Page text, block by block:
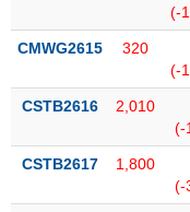
(-
CMWG2615 320
(-
CSTB2616 2,010
(-
CSTB2617 1,800
(-
SẢN
Mã
chứng
(-)
Cổ phiếu